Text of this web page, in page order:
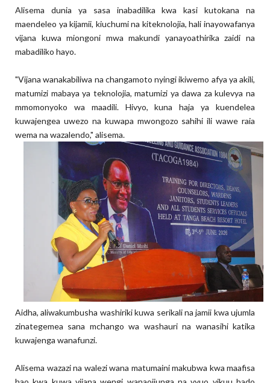
Alisema dunia ya sasa inabadilika kwa kasi kutokana na
maendeleo ya kijamii, kiuchumi na kiteknolojia, hali inayowafanya
vijana kuwa miongoni mwa makundi yanayoathirika zaidi na
mabadiliko hayo.
"Vijana wanakabiliwa na changamoto nyingi ikiwemo afya ya akili,
matumizi mabaya ya teknolojia, matumizi ya dawa za kulevya na
mmomonyoko wa maadili. Hivyo, kuna haja ya kuendelea
kuwajengea uwezo na kuwapa mwongozo sahihi ili wawe raia
wema na wazalendo," alisema.
Aidha, aliwakumbusha washiriki kuwa serikali na jamii kwa ujumla
zinategemea sana mchango wa washauri na wanasihi katika
kuwajenga wanafunzi.
Alisema wazazi na walezi wana matumaini makubwa kwa maafisa